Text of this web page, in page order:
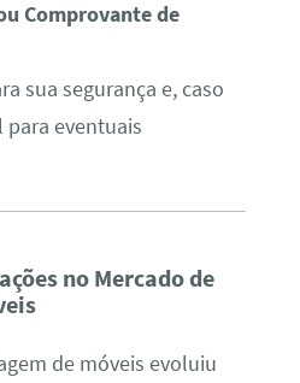
Comprovante de
sua segurança e, caso
para eventuais
no Mercado de
de móveis evoluiu